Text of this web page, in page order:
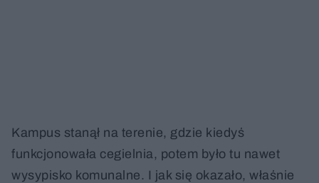
Kampus stanął na terenie, gdzie kiedyś
funkcjonowała cegielnia, potem było tu nawet
wysypisko komunalne. I jak się okazało, właśnie